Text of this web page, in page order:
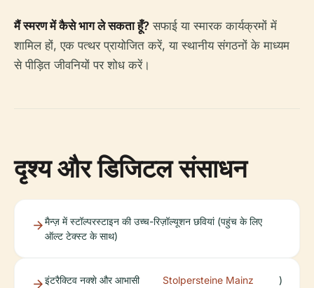
मैं स्मरण में कैसे भाग ले सकता हूँ? सफाई या स्मारक कार्यक्रमों में
शामिल हों, एक पत्थर प्रायोजित करें, या स्थानीय संगठनों के माध्यम
से पीड़ित जीवनियों पर शोध करें।
दृश्य और डिजिटल संसाधन
मैन्ज़ में स्टॉल्परस्टाइन की उच्च-रिज़ॉल्यूशन छवियां (पहुंच के लिए
ऑल्ट टेक्स्ट के साथ)
इंटरैक्टिव नक्शे और आभासी
Stolpersteine Mainz
)